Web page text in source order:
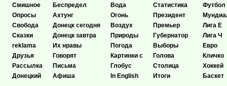
Смишное
Опросы
Свобода
Сказки
reklama
Друзья
Рассылка
Донецкий
Беспредел
Ахтунг
Донецк сегодня
Донецк завтра
Их нравы
Говорят
Письма
Афиша
Вода
Огонь
Воздух
Природы
Погода
Картинки с
Глобус
In English
Статистика
Президент
Премьер
Губернатор
Выборы
Голова
Столица
Итоги
Футбол
Лига Е
Лига Ч
Евро
Кличко
Хоккей
Баскет